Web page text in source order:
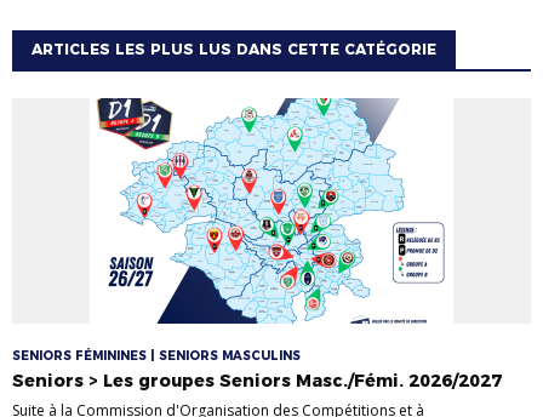
ARTICLES LES PLUS LUS DANS CETTE CATÉGORIE
SENIORS FÉMININES | SENIORS MASCULINS
Seniors > Les groupes Seniors Masc./Fémi. 2026/2027
Suite à la Commission d'Organisation des Compétitions et à